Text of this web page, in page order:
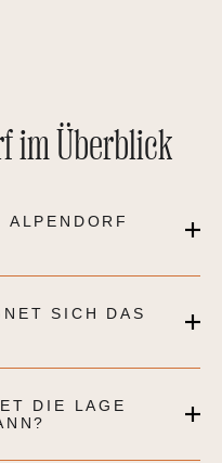
im Überblick
SICH DAS
DIE LAGE